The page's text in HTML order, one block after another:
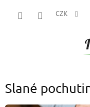
CZK
Slané